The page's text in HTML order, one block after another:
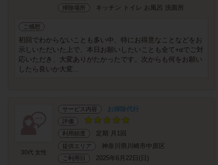
掃除場所 キッチン トイレ お風呂 洗面所
ご感想
初回でわからないことも多い中、特にお得意なことなどをお
示しいただいた上で、本日お願いしたいことも全て+αでご対
応いただき、大変ありがたかったです。次からも何をお願い
したら良いか大変...
30代 女性
サービス内容 お掃除代行
評価
利用頻度
定期 月1回
提供エリア 神奈川県川崎市中原区
ご利用日 2025年6月22日(日)